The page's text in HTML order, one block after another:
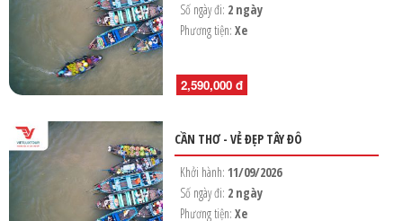
Số ngày đi: 2 ngày
Phương tiện:Xe
2,590,000 đ
CẦN THƠ - VẺ ĐẸP TÂY ĐÔ
Khởi hành:11/09/2026
Số ngày đi: 2 ngày
Phương tiện:Xe